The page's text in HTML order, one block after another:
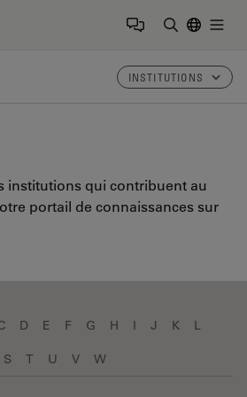
INSTITUTIONS
institutions qui contribuent au
portail de connaissances sur
D E F G H I J K L
S T U V W